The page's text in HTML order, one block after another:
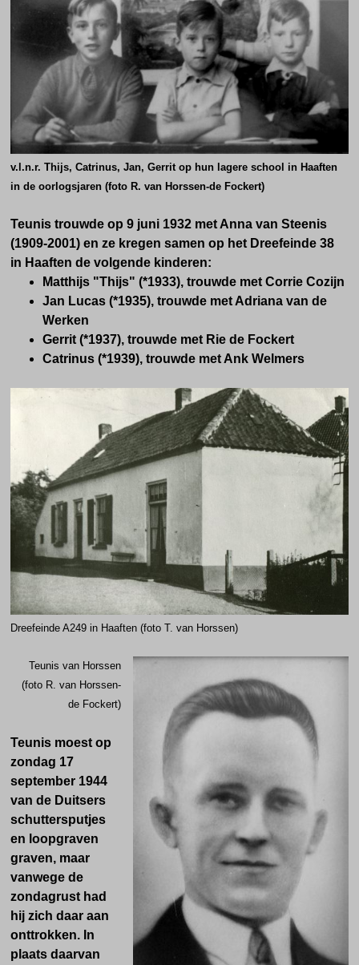
v.l.n.r. Thijs, Catrinus, Jan, Gerrit op hun lagere school in Haaften
in de oorlogsjaren (foto R. van Horssen-de Fockert)
Teunis trouwde op 9 juni 1932 met Anna van Steenis
(1909-2001) en ze kregen samen op het Dreefeinde 38
in Haaften de volgende kinderen:
Matthijs "Thijs" (*1933), trouwde met Corrie Cozijn
Jan Lucas (*1935), trouwde met Adriana van de
Werken
Gerrit (*1937), trouwde met Rie de Fockert
Catrinus (*1939), trouwde met Ank Welmers
Dreefeinde A249 in Haaften (foto T. van Horssen)
Teunis van Horssen
(foto R. van Horssen-
de Fockert)
Teunis moest op
zondag 17
september 1944
van de Duitsers
schuttersputjes
en loopgraven
graven, maar
vanwege de
zondagrust had
hij zich daar aan
onttrokken. In
plaats daarvan